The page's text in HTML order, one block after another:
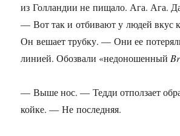
из Голландии не пищало. Ага. Ага.
— Вот так и отбивают у людей вкус
Он вешает трубку. — Они ее
линией. Обозвали «недоношенный
— Выше нос. — Тедди отползает
койке. — Не последняя.